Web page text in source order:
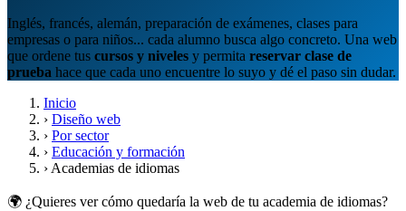
Inglés, francés, alemán, preparación de exámenes, clases para
empresas o para niños... cada alumno busca algo concreto. Una web
que ordene tus cursos y niveles y permita reservar clase de
prueba hace que cada uno encuentre lo suyo y dé el paso sin dudar.
Inicio
› Diseño web
› Por sector
› Educación y formación
› Academias de idiomas
🌍 ¿Quieres ver cómo quedaría la web de tu academia de idiomas?